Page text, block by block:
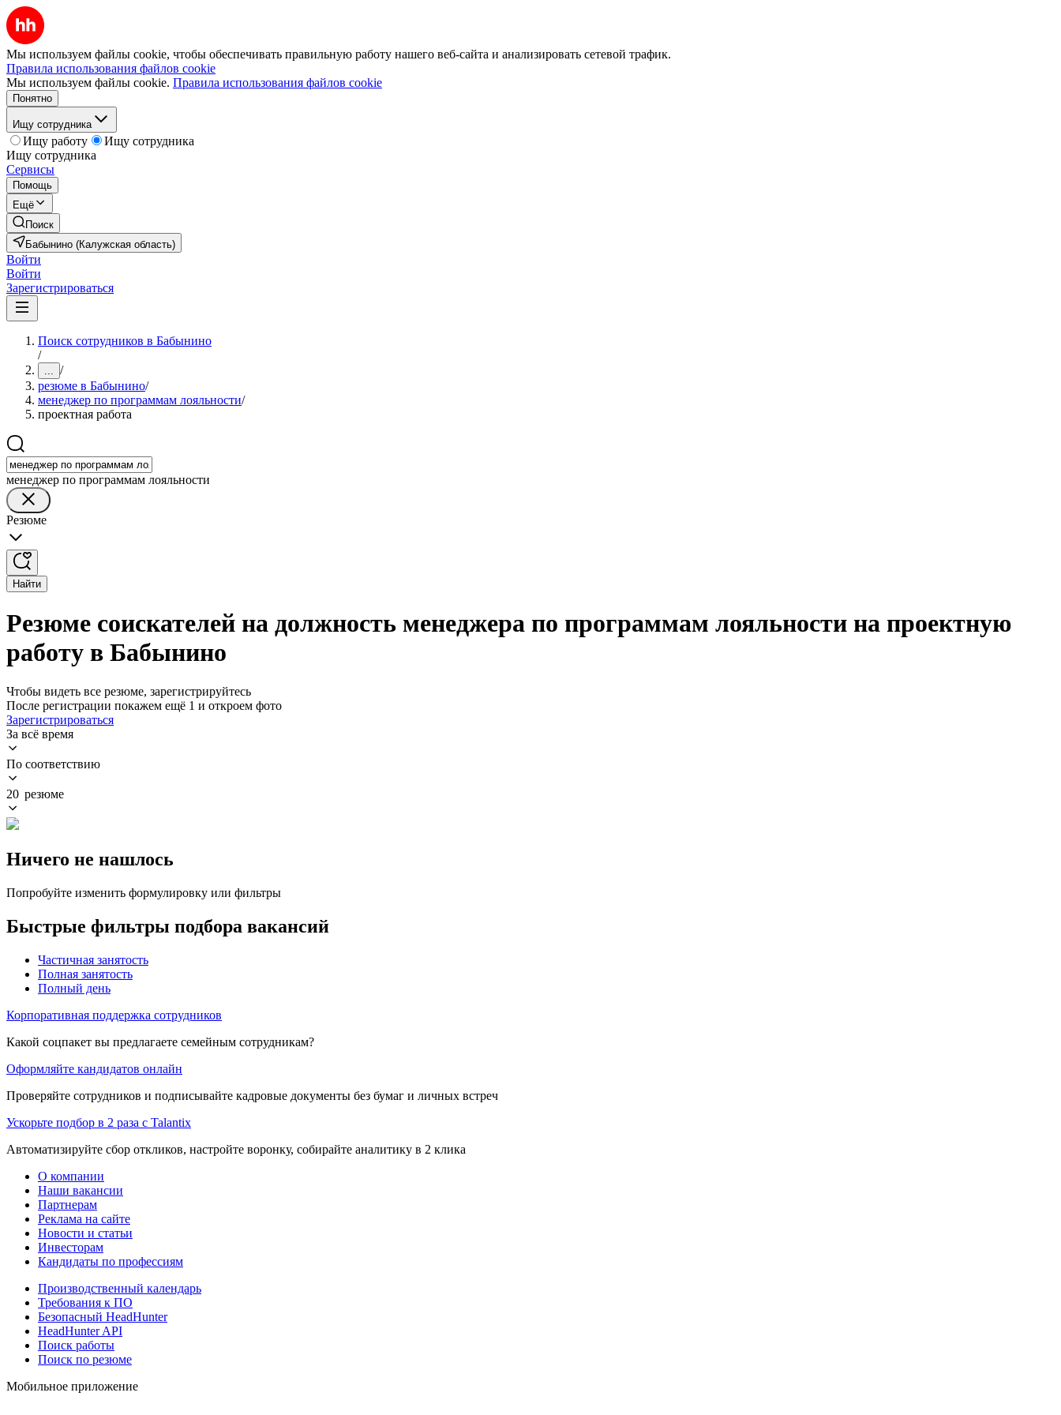
Мы используем файлы cookie, чтобы обеспечивать правильную работу нашего веб-сайта и анализировать сетевой трафик.
Правила использования файлов cookie
Мы используем файлы cookie. Правила использования файлов cookie
Понятно
Ищу сотрудника
Ищу работу
Ищу сотрудника
Ищу сотрудника
Сервисы
Помощь
Ещё
Поиск
Бабынино (Калужская область)
Войти
Войти
Зарегистрироваться
Поиск сотрудников в Бабынино
/
... /
резюме в Бабынино/
менеджер по программам лояльности/
проектная работа
менеджер по программам лояльности
Резюме
Найти
Резюме соискателей на должность менеджера по программам лояльности на проектную
работу в Бабынино
Чтобы видеть все резюме, зарегистрируйтесь
После регистрации покажем ещё 1 и откроем фото
Зарегистрироваться
За всё время
По соответствию
20 резюме
Ничего не нашлось
Попробуйте изменить формулировку или фильтры
Быстрые фильтры подбора вакансий
Частичная занятость
Полная занятость
Полный день
Корпоративная поддержка сотрудников
Какой соцпакет вы предлагаете семейным сотрудникам?
Оформляйте кандидатов онлайн
Проверяйте сотрудников и подписывайте кадровые документы без бумаг и личных встреч
Ускорьте подбор в 2 раза с Talantix
Автоматизируйте сбор откликов, настройте воронку, собирайте аналитику в 2 клика
О компании
Наши вакансии
Партнерам
Реклама на сайте
Новости и статьи
Инвесторам
Кандидаты по профессиям
Производственный календарь
Требования к ПО
Безопасный HeadHunter
HeadHunter API
Поиск работы
Поиск по резюме
Мобильное приложение